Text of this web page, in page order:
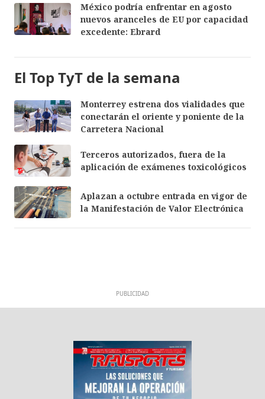
México podría enfrentar en agosto
nuevos aranceles de EU por capacidad
excedente: Ebrard
El Top TyT de la semana
Monterrey estrena dos vialidades que
conectarán el oriente y poniente de la
Carretera Nacional
Terceros autorizados, fuera de la
aplicación de exámenes toxicológicos
Aplazan a octubre entrada en vigor de
la Manifestación de Valor Electrónica
PUBLICIDAD